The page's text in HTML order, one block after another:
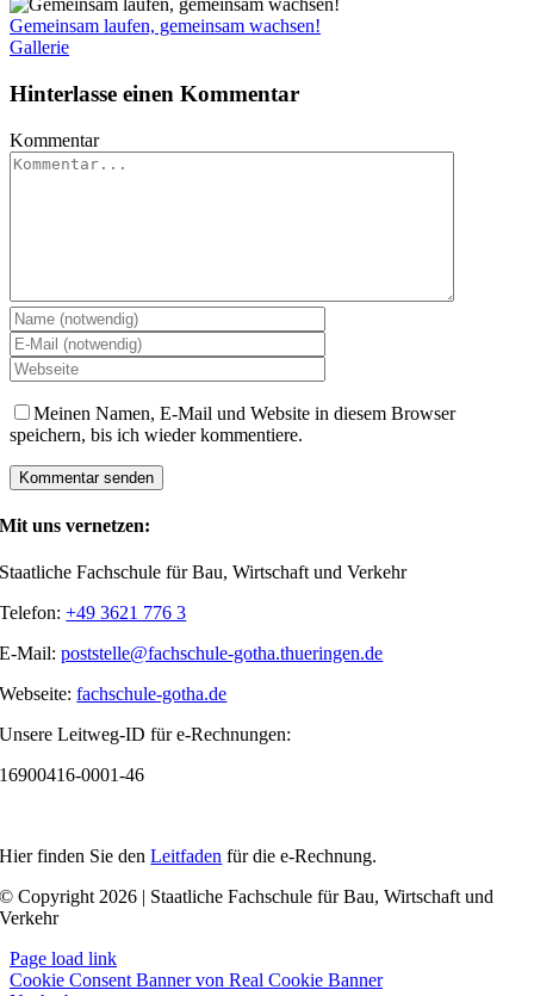
Gemeinsam laufen, gemeinsam wachsen!
Gallerie
Hinterlasse einen Kommentar
Kommentar
Meinen Namen, E-Mail und Website in diesem Browser
speichern, bis ich wieder kommentiere.
Mit uns vernetzen:
Staatliche Fachschule für Bau, Wirtschaft und Verkehr
Telefon:+49 3621 776 3
E-Mail:poststelle@fachschule-gotha.thueringen.de
Webseite:fachschule-gotha.de
Unsere Leitweg-ID für e-Rechnungen:
16900416-0001-46
Hier finden Sie denLeitfaden für die e-Rechnung.
© Copyright 2026 | Staatliche Fachschule für Bau, Wirtschaft und
Verkehr
Page load link
Cookie Consent Banner von Real Cookie Banner